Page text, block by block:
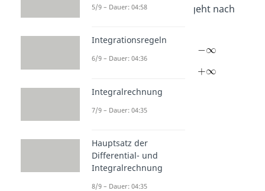
negativ unendlich und geht nach
5/9 – Dauer: 04:58
Integrationsregeln
6/9 – Dauer: 04:36
Integralrechnung
7/9 – Dauer: 04:35
Hauptsatz der
Differential- und
Integralrechnung
8/9 – Dauer: 04:35